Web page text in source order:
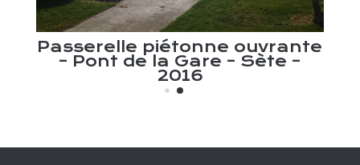
Passerelle piétonne ouvrante
– Pont de la Gare – Sète –
2016